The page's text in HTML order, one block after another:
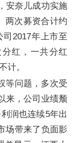
安奈儿成功实施
两次募资合计约
2017年上市至
红，一共分红
计。
等问题，多次受
来，公司业绩颓
润也连续5年出
场带来了负面影